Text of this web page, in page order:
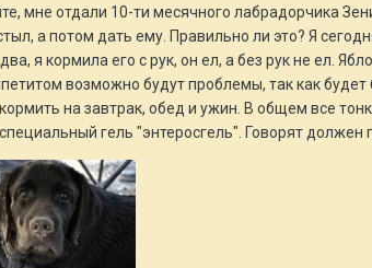
мне отдали 10-ти месячного лабрадорчика
а потом дать ему. Правильно ли это? Я
я кормила его с рук, он ел, а без рук не ел.
возможно будут проблемы, так как
на завтрак, обед и ужин. В общем все
гель "энтеросгель". Говорят